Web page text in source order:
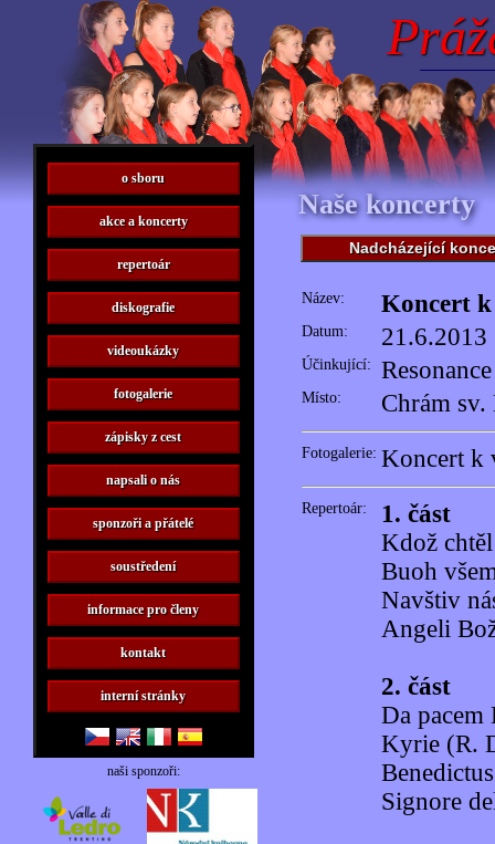
Naše koncerty
Nadcházející
Název: Koncert
Datum: 21.6.2013
Účinkující: Resonance
Místo: Chrám sv.
Fotogalerie: Koncert k
Repertoár:
1. část
Kdož
Buoh
Navštiv
Angeli
2. část
Da
Kyrie (R.
Signore
o sboru
akce a koncerty
repertoár
diskografie
videoukázky
fotogalerie
zápisky z cest
napsali o nás
sponzoři a přátelé
soustředení
informace pro členy
kontakt
interní stránky
naši sponzoři: